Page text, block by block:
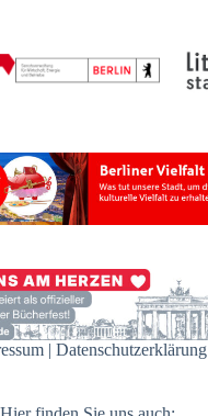
|Datenschutzerklärung